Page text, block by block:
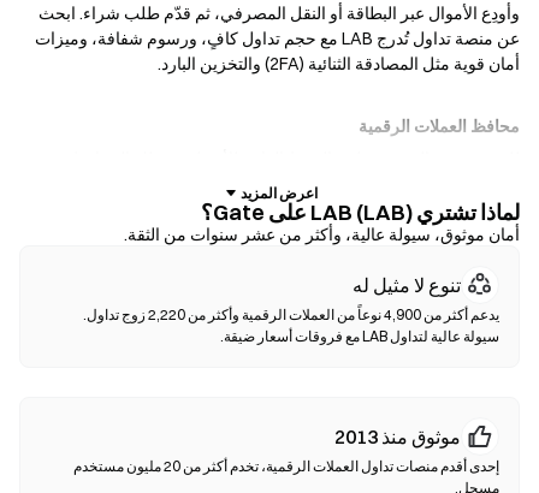
وأودِع الأموال عبر البطاقة أو النقل المصرفي، ثم قدّم طلب شراء. ابحث
عن منصة تداول تُدرج LAB مع حجم تداول كافٍ، ورسوم شفافة، وميزات
أمان قوية مثل المصادقة الثنائية (2FA) والتخزين البارد.
محافظ العملات الرقمية
الوصائية الاحتفاظ بمفاتيحك الخاصة وإجراء مبادلة الرموز مباشرة داخل
واجهة المحفظة. كما تدعم بعض المحافظ الإيداع بالعملات الورقية، مما يتيح
لك شراء LAB باستخدام بطاقة ائتمان دون الحاجة إلى المرور عبر منصة
العقود قبل تأكيد أي معاملة.
منصات التداول اللامركزية (DEXs)
التحقق من الهوية. قم بتوصيل محفظة متوافقة، اختر زوج الرموز الخاص
بك، واختر نسبة الانزلاق السعري، ثم أكد عملية المبادلة. يرجى ملاحظة أن
هناك رسوم غاز مطبقة، وقد تختلف الأسعار عن الأسواق المركزية بسبب
لماذا تشتري LAB (LAB) على Gate؟
أمان موثوق، سيولة عالية، وأكثر من عشر سنوات من الثقة.
تنوع لا مثيل له
سيولة عالية لتداول LAB مع فروقات أسعار ضيقة.
موثوق منذ 2013
إحدى أقدم منصات تداول العملات الرقمية، تخدم أكثر من 20 مليون مستخدم